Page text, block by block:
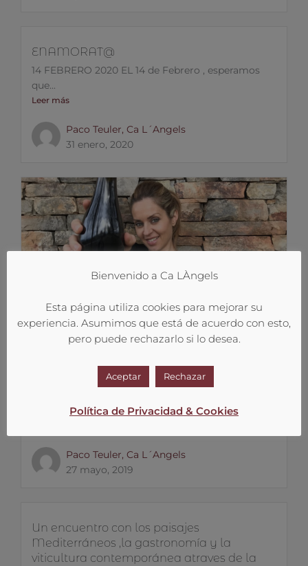
ENAMORAT@
14 FEBRERO 2020 EL 14 de Febrero , esperamos
que...
Leer más
Paco Teuler, Ca L´Angels
31 enero, 2020
CON VIOLETA GUTIERREZ Y VERONICA
Para este evento del dia 10 de junio de 2019...
Paco Teuler, Ca L´Angels
27 mayo, 2019
Un encuentro con los paisajes
Mediterráneos ,la gastronomía y la
viticultura contemporánea atraves de la
Bienvenido a Ca LÀngels
Esta página utiliza cookies para mejorar su
experiencia. Asumimos que está de acuerdo con esto,
pero puede rechazarlo si lo desea.
Aceptar Rechazar
Política de Privacidad & Cookies